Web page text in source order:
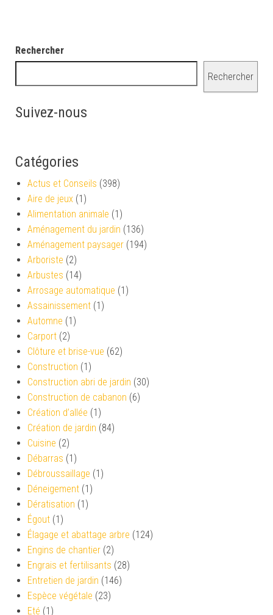
Rechercher
Rechercher
Suivez-nous
Catégories
Actus et Conseils (398)
Aire de jeux (1)
Alimentation animale (1)
Aménagement du jardin (136)
Aménagement paysager (194)
Arboriste (2)
Arbustes (14)
Arrosage automatique (1)
Assainissement (1)
Automne (1)
Carport (2)
Clôture et brise-vue (62)
Construction (1)
Construction abri de jardin (30)
Construction de cabanon (6)
Création d’allée (1)
Création de jardin (84)
Cuisine (2)
Débarras (1)
Débroussaillage (1)
Déneigement (1)
Dératisation (1)
Égout (1)
Élagage et abattage arbre (124)
Engins de chantier (2)
Engrais et fertilisants (28)
Entretien de jardin (146)
Espèce végétale (23)
Eté (1)